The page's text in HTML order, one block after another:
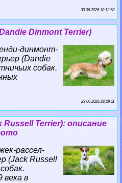
30 06 2026 18:12:58
Dinmont Terrier)
динмонт-
(Dandie
собак.
29 06 2026 22:29:11
Terrier): описание
рассел-
(Jack Russell
века в